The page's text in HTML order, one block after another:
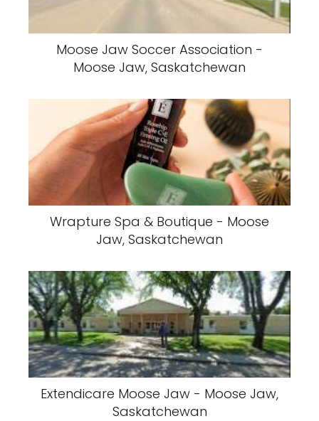
Moose Jaw Soccer Association -
Moose Jaw, Saskatchewan
Wrapture Spa & Boutique - Moose
Jaw, Saskatchewan
Extendicare Moose Jaw - Moose Jaw,
Saskatchewan